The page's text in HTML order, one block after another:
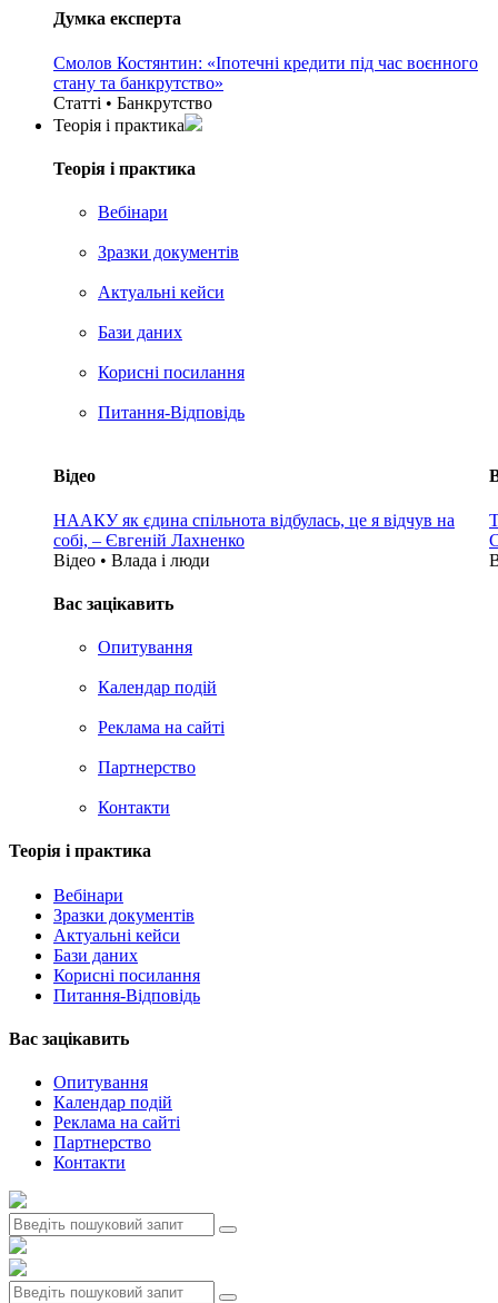
Думка експерта
Смолов Костянтин: «Іпотечні кредити під час воєнного
стану та банкрутство»
Статті • Банкрутство
Теорія i практика
Теорія i практика
Вебінари
Зразки документів
Актуальні кейси
Бази даних
Корисні посилання
Питання-Відповідь
Відео
НААКУ як єдина спільнота відбулась, це я відчув на
собі, – Євгеній Лахненко
Відео • Влада i люди
Вас зацікавить
Опитування
Календар подій
Реклама на сайтi
Партнерство
Контакти
Теорія i практика
Вебінари
Зразки документів
Актуальні кейси
Бази даних
Корисні посилання
Питання-Відповідь
Вас зацiкавить
Опитування
Календар подій
Реклама на сайтi
Партнерство
Контакти